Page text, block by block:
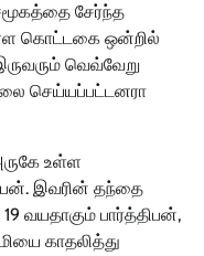
சேர்ந்த
கொட்டகை ஒன்றில்
வெவ்வேறு
செய்யப்பட்டனரா
உள்ள
இவரின் தந்தை
வயதாகும் பார்த்திபன்,
காதலித்து